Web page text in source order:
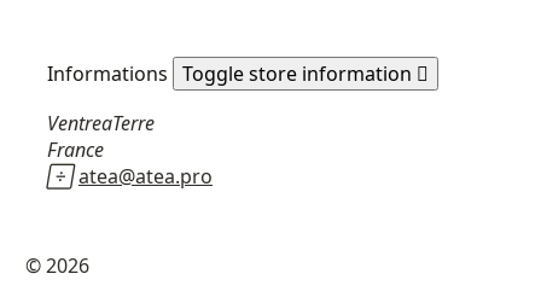
Informations Toggle store information 
VentreaTerre
France
atea@atea.pro
© 2026